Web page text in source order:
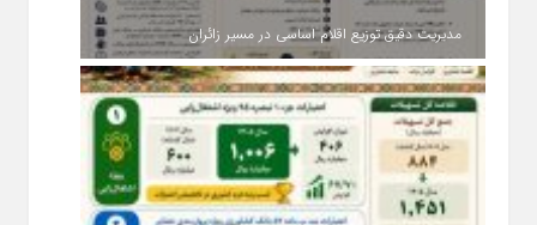
مدیریت دقیق توزیع اقلام اساسی در مسیر زائران